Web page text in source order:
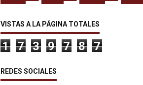
VISTAS A LA PÁGINA TOTALES
1 7 3 9 7 8 7
REDES SOCIALES